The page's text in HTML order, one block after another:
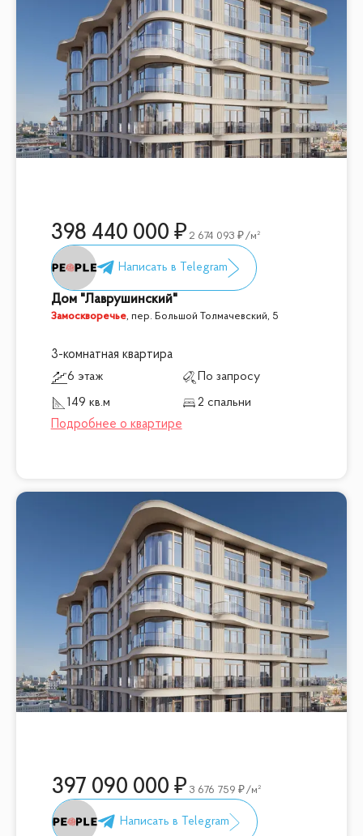
398 440 000 2 674 093 /м²
Дом "Лаврушинский"
Замоскворечье, пер. Большой Толмачевский, 5
3-комнатная квартира
6 этаж
По запросу
149 кв.м
2 спальни
397 090 000 3 676 759 /м²